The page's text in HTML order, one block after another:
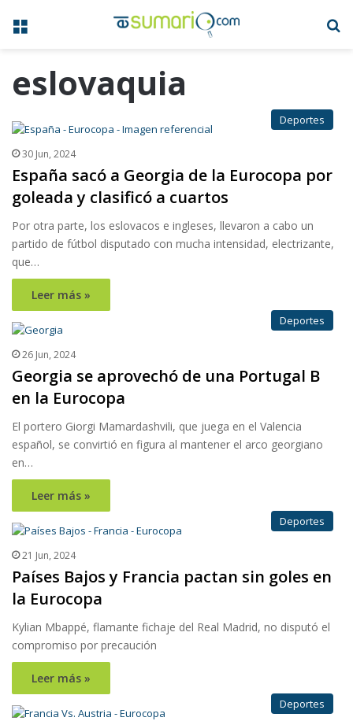
Menú
eslovaquia
Deportes
30 Jun, 2024
España sacó a Georgia de la Eurocopa por
goleada y clasificó a cuartos
Por otra parte, los eslovacos e ingleses, llevaron a cabo un
partido de fútbol disputado con mucha intensidad, electrizante,
que…
Leer más »
Deportes
26 Jun, 2024
Georgia se aprovechó de una Portugal B
en la Eurocopa
El portero Giorgi Mamardashvili, que juega en el Valencia
español, se convirtió en figura al mantener el arco georgiano
en…
Leer más »
Deportes
21 Jun, 2024
Países Bajos y Francia pactan sin goles en
la Eurocopa
Kylian Mbappé, flamante fichaje del Real Madrid, no disputó el
compromiso por precaución
Leer más »
Deportes